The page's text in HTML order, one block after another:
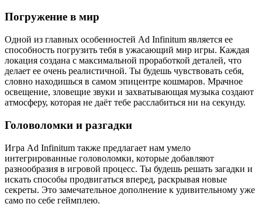
Погружение в мир
Одной из главных особенностей Ad Infinitum является ее
способность погрузить тебя в ужасающий мир игры. Каждая
локация создана с максимальной проработкой деталей, что
делает ее очень реалистичной. Ты будешь чувствовать себя,
словно находишься в самом эпицентре кошмаров. Мрачное
освещение, зловещие звуки и захватывающая музыка создают
атмосферу, которая не даёт тебе расслабиться ни на секунду.
Головоломки и разгадки
Игра Ad Infinitum также предлагает нам умело
интегрированные головоломки, которые добавляют
разнообразия в игровой процесс. Ты будешь решать загадки и
искать способы продвигаться вперед, раскрывая новые
секреты. Это замечательное дополнение к удивительному уже
само по себе геймплею.